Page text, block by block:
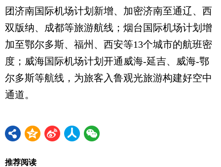
团济南国际机场计划新增、加密济南至通辽、西
双版纳、成都等旅游航线；烟台国际机场计划增
加至鄂尔多斯、福州、西安等13个城市的航班密
度；威海国际机场计划开通威海-延吉、威海-鄂
尔多斯等航线，为旅客入鲁观光旅游构建好空中
通道。
推荐阅读